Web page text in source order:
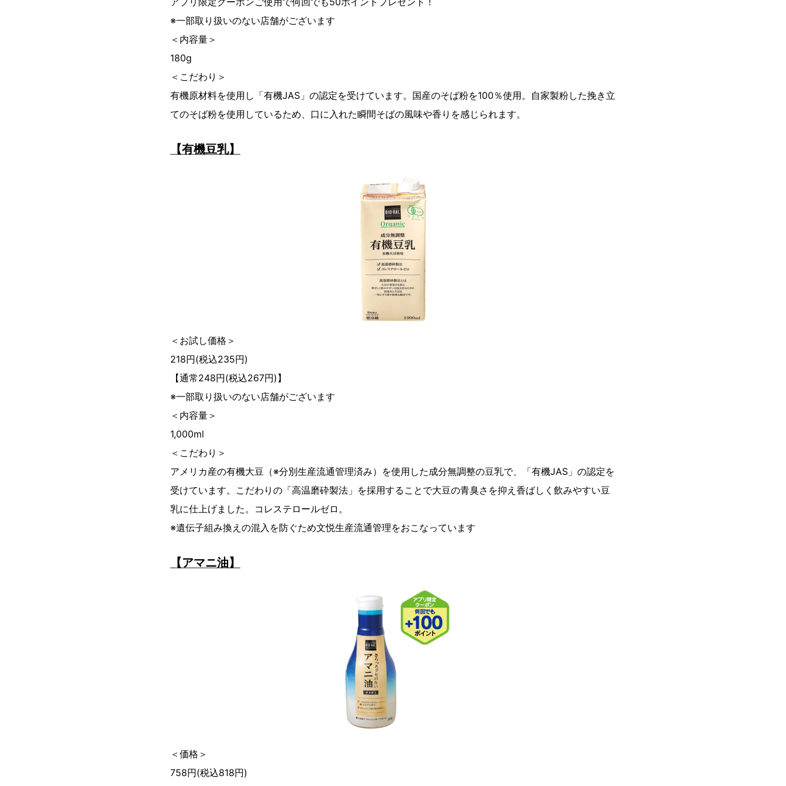
※一部取り扱いのない店舗がございます
＜内容量＞
180g
＜こだわり＞
有機原材料を使用し「有機JAS」の認定を受けています。国産のそば粉を100％使用。自家製粉した挽き立
てのそば粉を使用しているため、口に入れた瞬間そばの風味や香りを感じられます。
【有機豆乳】
＜お試し価格＞
218円(税込235円)
【通常248円(税込267円)】
※一部取り扱いのない店舗がございます
＜内容量＞
1,000ml
＜こだわり＞
アメリカ産の有機大豆（※分別生産流通管理済み）を使用した成分無調整の豆乳で、「有機JAS」の認定を
受けています。こだわりの「高温磨砕製法」を採用することで大豆の青臭さを抑え香ばしく飲みやすい豆
乳に仕上げました。コレステロールゼロ。
※遺伝子組み換えの混入を防ぐため文悦生産流通管理をおこなっています
【アマニ油】
＜価格＞
758円(税込818円)